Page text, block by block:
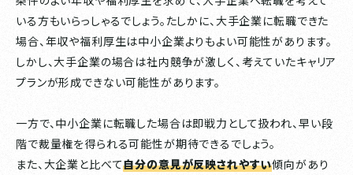
いる方もいらっしゃるでしょう。たしかに、大手企業に転職できた
場合、年収や福利厚生は中小企業よりもよい可能性があります。
しかし、大手企業の場合は社内競争が激しく、考えていたキャリア
プランが形成できない可能性があります。
一方で、中小企業に転職した場合は即戦力として扱われ、早い段
階で裁量権を得られる可能性が期待できるでしょう。
また、大企業と比べて自分の意見が反映されやすい傾向があり